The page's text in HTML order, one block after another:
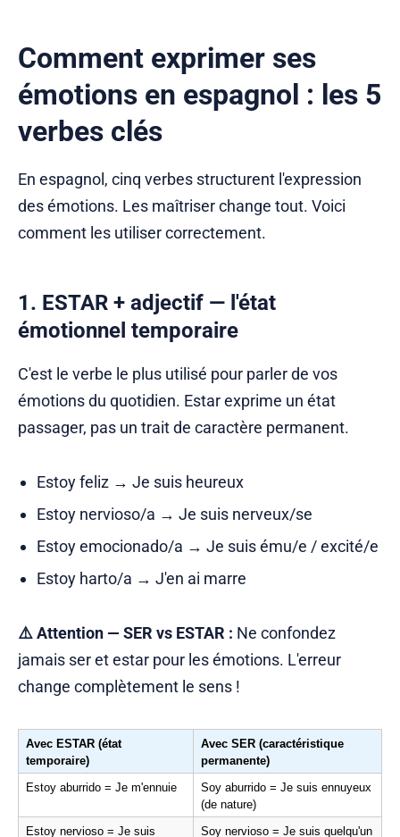
Comment exprimer ses
émotions en espagnol : les 5
verbes clés
En espagnol, cinq verbes structurent l'expression
des émotions. Les maîtriser change tout. Voici
comment les utiliser correctement.
1. ESTAR + adjectif — l'état
émotionnel temporaire
C'est le verbe le plus utilisé pour parler de vos
émotions du quotidien. Estar exprime un état
passager, pas un trait de caractère permanent.
Estoy feliz → Je suis heureux
Estoy nervioso/a → Je suis nerveux/se
Estoy emocionado/a → Je suis ému/e / excité/e
Estoy harto/a → J'en ai marre
⚠️ Attention — SER vs ESTAR : Ne confondez
jamais ser et estar pour les émotions. L'erreur
change complètement le sens !
Avec ESTAR (état
temporaire)
Avec SER (caractéristique
permanente)
Estoy aburrido = Je m'ennuie
Soy aburrido = Je suis ennuyeux
(de nature)
Estoy nervioso = Je suis
Soy nervioso = Je suis quelqu'un